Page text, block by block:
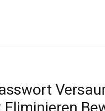
Eliminieren